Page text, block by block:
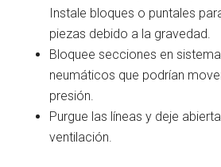
Instale bloques o puntales
piezas debido a la gravedad.
Bloquee secciones en
neumáticos que podrían
presión.
Purgue las líneas y deje
ventilación.